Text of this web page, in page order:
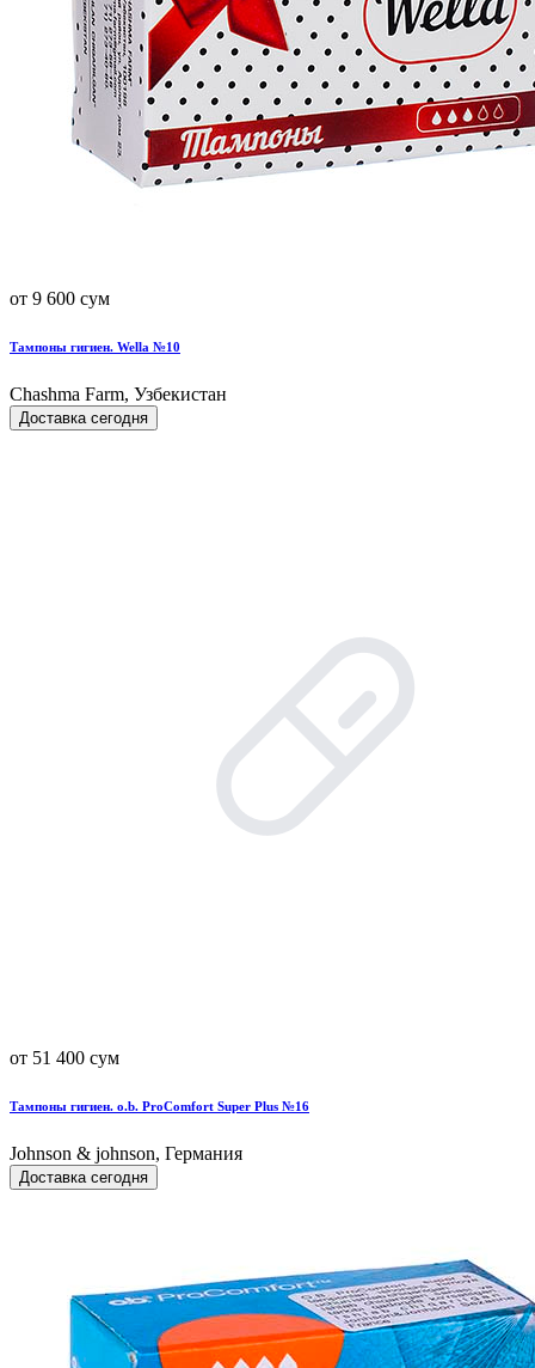
от 9 600 сум
Тампоны гигиен. Wella №10
Chashma Farm, Узбекистан
Доставка сегодня
от 51 400 сум
Тампоны гигиен. o.b. ProComfort Super Plus №16
Johnson & johnson, Германия
Доставка сегодня